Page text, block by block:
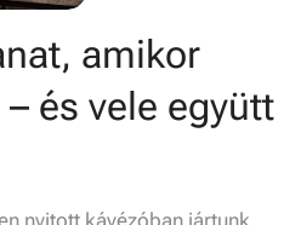
amikor
és vele együtt